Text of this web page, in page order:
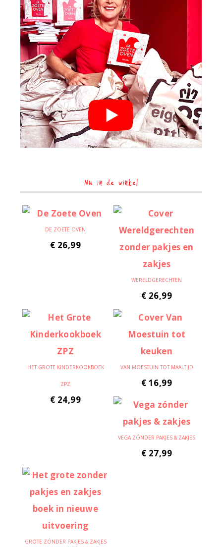
Nu in de winkel
DE ZOETE OVEN
€ 26,99
WERELDGERECHTEN
€ 26,99
HET GROTE KINDERKOOKBOEK
ZPZ
€ 24,99
VAN MOESTUIN TOT MAALTIJD
€ 16,99
VEGA ZÓNDER PAKJES & ZAKJES
€ 27,99
GROTE ZÓNDER PAKJES & ZAKJES